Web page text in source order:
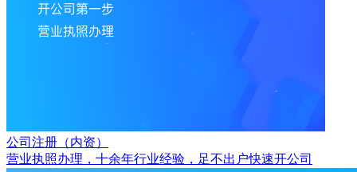
公司注册（内资）
营业执照办理，十余年行业经验，足不出户快速开公司